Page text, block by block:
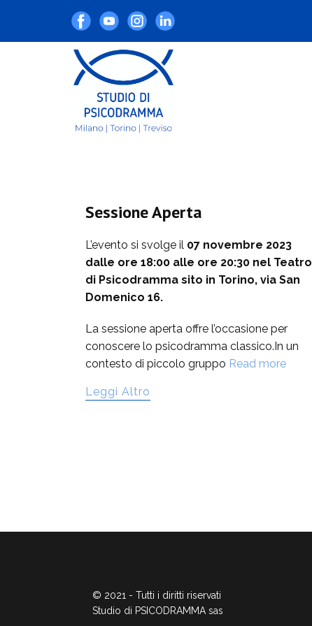
Sessione Aperta
L’evento si svolge il 07 novembre 2023
dalle ore 18:00 alle ore 20:30 nel Teatro
di Psicodramma sito in Torino, via San
Domenico 16.
La sessione aperta offre l’occasione per
conoscere lo psicodramma classico.In un
contesto di piccolo gruppo Read more
Leggi Altro
© 2021 - Tutti i diritti riservati
Studio di PSICODRAMMA sas